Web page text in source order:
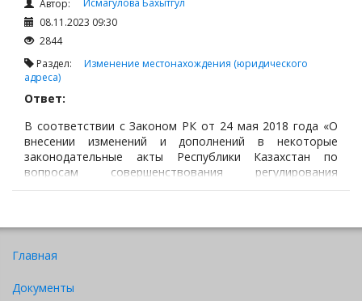
Автор:
Исмагулова Бахытгул
08.11.2023 09:30
2844
Раздел: Изменение местонахождения (юридического
адреса)
Ответ:
В соответствии с Законом РК от 24 мая 2018 года «О
внесении изменений и дополнений в некоторые
законодательные акты Республики Казахстан по
вопросам совершенствования регулирования
предпринимательской деятельности» статья
субъекты частного предпринимательства могут иметь
Главная
Документы